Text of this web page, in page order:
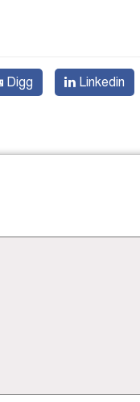
Digg Linkedin